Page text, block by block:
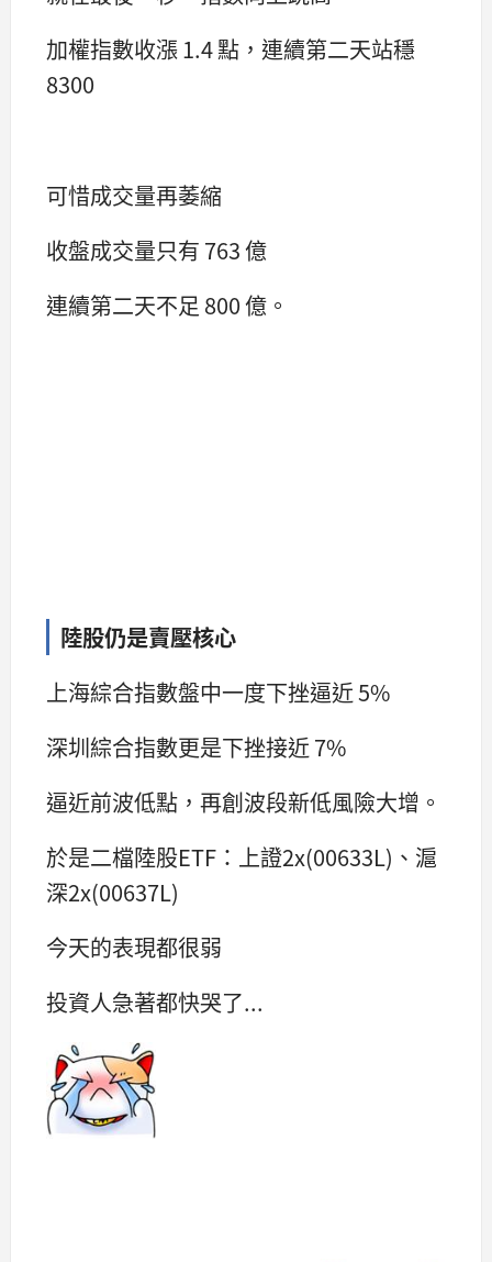
加權指數收漲 1.4 點，連續第二天站穩
8300
可惜成交量再萎縮
收盤成交量只有 763 億
連續第二天不足 800 億。
陸股仍是賣壓核心
上海綜合指數盤中一度下挫逼近 5%
深圳綜合指數更是下挫接近 7%
逼近前波低點，再創波段新低風險大增。
於是二檔陸股ETF：上證2x(00633L)、滬
深2x(00637L)
今天的表現都很弱
投資人急著都快哭了...